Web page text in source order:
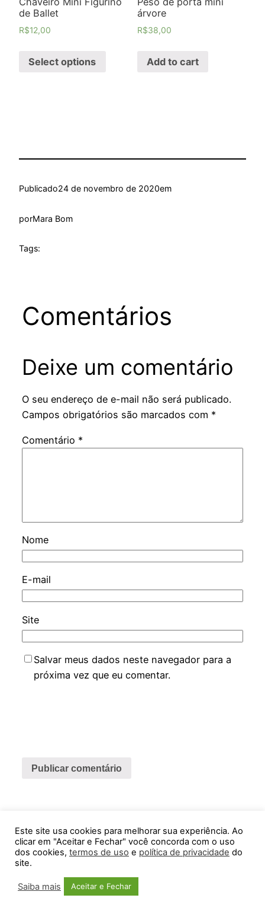
de Ballet
R$12,00
Select options
árvore
R$38,00
Add to cart
Publicado24 de novembro de 2020em
porMara Bom
Tags:
Comentários
Deixe um comentário
O seu endereço de e-mail não será publicado.
Campos obrigatórios são marcados com *
Comentário *
Nome
E-mail
Site
Salvar meus dados neste navegador para a
próxima vez que eu comentar.
Feira Virtual ABCDMRR
Orgulhosamente feito com
Este site usa cookies para melhorar sua experiência. Ao
clicar em "Aceitar e Fechar" você concorda com o uso
dos cookies, termos de uso e política de privacidade do
site.
Saiba mais Aceitar e Fechar